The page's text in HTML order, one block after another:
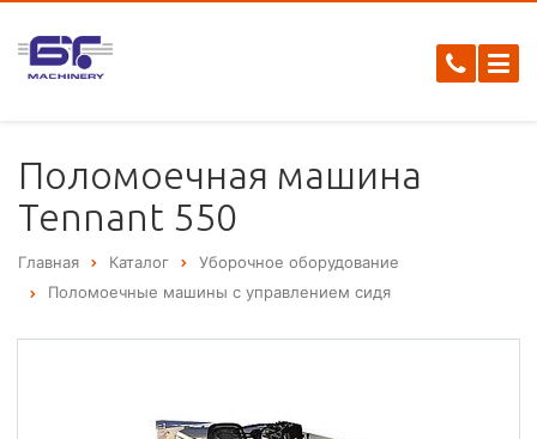
Поломоечная машина
Tennant 550
Главная Каталог
Уборочное оборудование
Поломоечные машины с управлением сидя